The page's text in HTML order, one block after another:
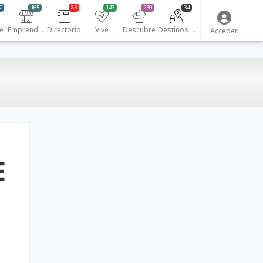
Emprendedores
165
Directorio
83
Vive
143
Descubre
230
Destinos turísticos
34
Acceder